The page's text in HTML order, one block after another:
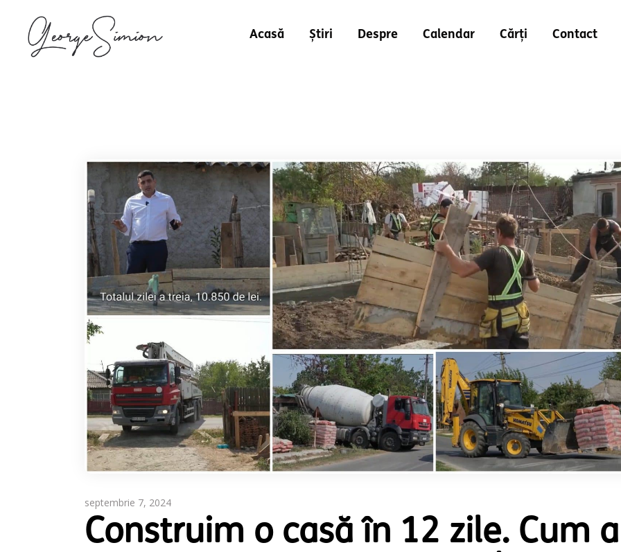
Acasă Știri Despre Calendar Cărți Contact
septembrie 7, 2024
Construim o casă în 12 zile. Cum a